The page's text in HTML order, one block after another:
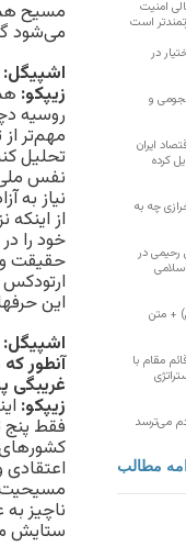
مسیح
می‌شود
اشپیگل:
زیپکو:
روسیه
مهم‌تر
تحلیل
نیاز به
از
خود را
حقیقت و
این
اشپیگل:
آنطور
غریبگی
زیپکو:
فقط پنج
کشورهای
مسیحیت
ناچیز
ستایش
امنیت
است
در
و
ایران
کرده
چه به
در
+ متن
مقام با
می‌ترسد